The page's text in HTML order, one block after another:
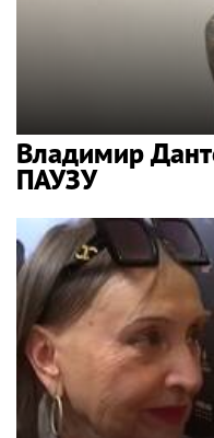
Владимир
ПАУЗУ